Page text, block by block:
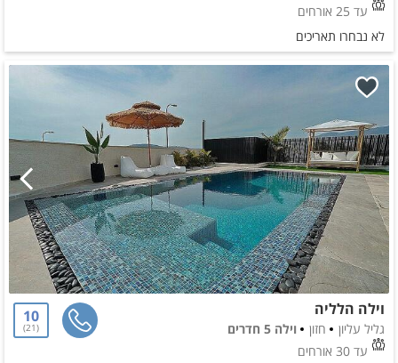
עד 25 אורחים
לא נבחרו תאריכים
וילה הלליה
גליל עליון חזון
וילה 5 חדרים
עד 30 אורחים
10
21